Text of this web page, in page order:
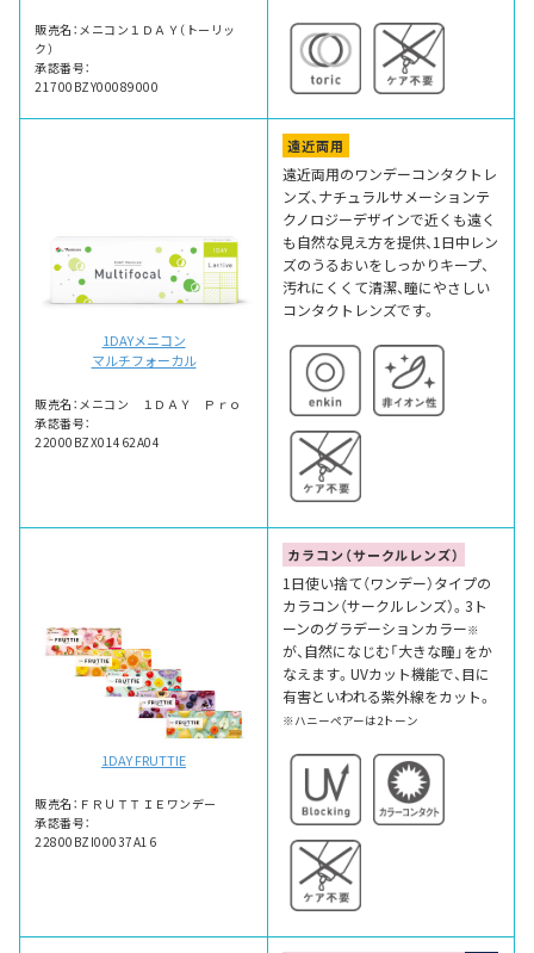
販売名：メニコン１ＤＡＹ（トーリッ
ク）
承認番号：
21700BZY00089000
1DAYメニコン
マルチフォーカル
販売名：メニコン １ＤＡＹ Ｐｒｏ
承認番号：
22000BZX01462A04
遠近両用
遠近両用のワンデーコンタクトレ
ンズ、ナチュラルサメーションテ
クノロジーデザインで近くも遠く
も自然な見え方を提供、1日中レン
ズのうるおいをしっかりキープ、
汚れにくくて清潔、瞳にやさしい
コンタクトレンズです。
1DAY FRUTTIE
販売名：ＦＲＵＴＴＩＥワンデー
承認番号：
22800BZI00037A16
カラコン（サークルレンズ）
1日使い捨て（ワンデー）タイプの
カラコン（サークルレンズ）。3ト
ーンのグラデーションカラー※
が、自然になじむ「大きな瞳」をか
なえます。UVカット機能で、目に
有害といわれる紫外線をカット。
※ハニーペアーは2トーン